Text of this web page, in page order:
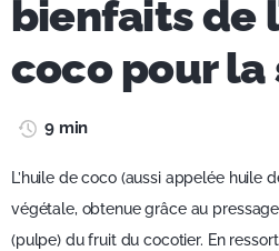
bienfaits de
coco pour la
9 min
L’huile de coco (aussi appelée huile
végétale, obtenue grâce au
(pulpe) du fruit du cocotier. En